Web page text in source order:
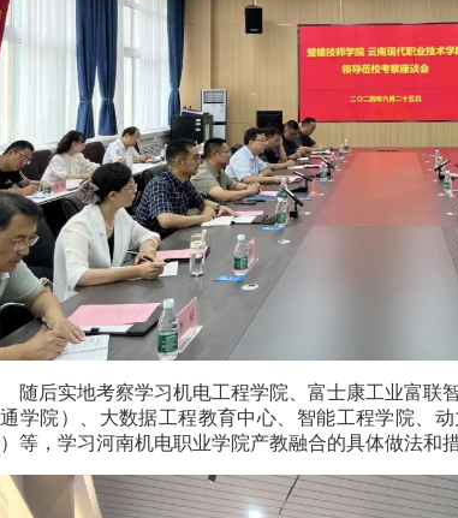
随后实地考察学习机电工程学院、富士康工业富联
学院）、大数据工程教育中心、智能工程学院、
等，学习河南机电职业学院产教融合的具体做法和措